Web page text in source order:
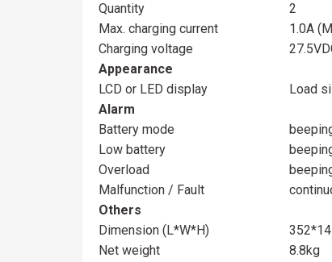
Quantity
2
Max. charging current
1.0A
Charging voltage
Appearance
LCD or LED display
Load
Alarm
Battery mode
Low battery
Overload
Malfunction / Fault
Others
Dimension (L*W*H)
Net weight
8.8kg